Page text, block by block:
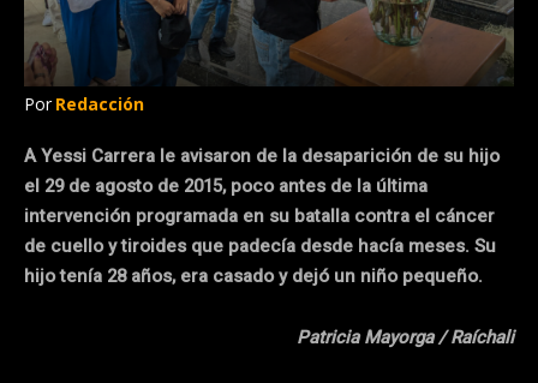
Por Redacción
A Yessi Carrera le avisaron de la desaparición de su hijo
el 29 de agosto de 2015, poco antes de la última
intervención programada en su batalla contra el cáncer
de cuello y tiroides que padecía desde hacía meses. Su
hijo tenía 28 años, era casado y dejó un niño pequeño.
Patricia Mayorga / Raíchali